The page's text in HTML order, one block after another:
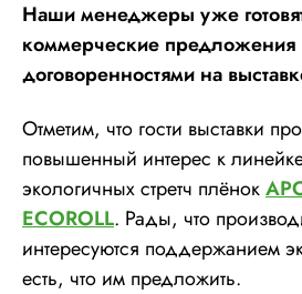
Наши менеджеры уже
коммерческие предложения
договоренностями на
Отметим, что гости выставки
повышенный интерес к
экологичных стретч плёнок
ECOROLL. Рады, что
интересуются поддержанием
есть, что им предложить.